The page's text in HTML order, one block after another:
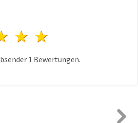
4 Sterne
3 Sterne
Sterne
1 Bewertungen.